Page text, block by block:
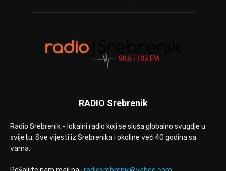
RADIO Srebrenik
Radio Srebrenik - lokalni radio koji se sluša globalno svugdje u
svijetu. Sve vijesti iz Srebrenika i okoline već 40 godina sa
vama.